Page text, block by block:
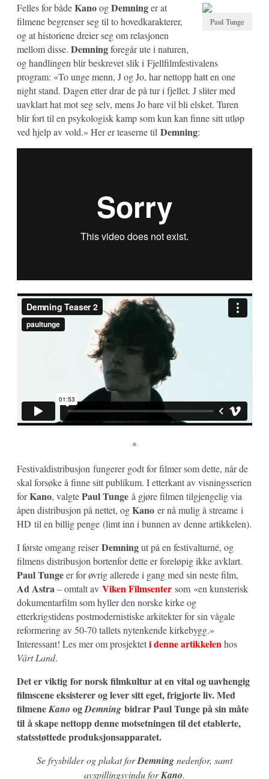
Paul Tunge
Felles for bådeKanoogDemninger at
filmene begrenser seg til to hovedkarakterer,
og at historiene dreier seg om relasjonen
mellom disse. Demningforegår ute i naturen,
og handlingen blir beskrevet slik i Fjellfilmfestivalens
program: «To unge menn, J og Jo, har nettopp hatt en one
night stand. Dagen etter drar de på tur i fjellet. J sliter med
uavklart hat mot seg selv, mens Jo bare vil bli elsket. Turen
blir fort til en psykologisk kamp som kun kan finne sitt utløp
ved hjelp av vold.» Her er teaserne til Demning:
*
Festivaldistribusjon fungerer godt for filmer som dette, når de
skal forsøke å finne sitt publikum. I etterkant av visningsserien
forKano, valgtePaul Tunge å gjøre filmen tilgjengelig via
åpen distribusjon på nettet, ogKano er nå mulig å streame i
HD til en billig penge (limt inn i bunnen av denne artikkelen).
I første omgang reiserDemningut på en festivalturné, og
filmens distribusjon bortenfor dette er foreløpig ikke avklart.
Paul Tungeer for øvrig allerede i gang med sin neste film,
Ad Astra– omtalt av Viken Filmsenter som «en kunsterisk
dokumentarfilm som hyller den norske kirke og
etterkrigstidens postmodernistiske arkitekter for sin vågale
reformering av 50-70 tallets nytenkende kirkebygg.»
Interessant! Les mer om prosjekteti denne artikkelenhos
Vårt Land.
Det er viktig for norsk filmkultur at en vital og uavhengig
filmscene eksisterer og lever sitt eget, frigjorte liv. Med
filmeneKano ogDemning bidrar Paul Tunge på sin måte
til å skape nettopp denne motsetningen til det etablerte,
statsstøttede produksjonsapparatet.
Se frysbilder og plakat forDemningnedenfor, samt
avspillingsvindu forKano.